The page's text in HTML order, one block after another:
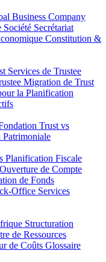
Business Company
Société Secrétariat
Constitution &
Services de Trustee
Migration de Trust
la Planification
Trust vs
Patrimoniale
Planification Fiscale
Ouverture de Compte
de Fonds
Office Services
Structuration
de Ressources
de Coûts Glossaire